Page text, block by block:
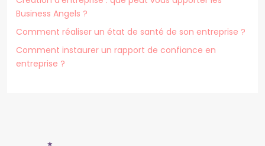
Business Angels ?
Comment réaliser un état de santé de son entreprise ?
Comment instaurer un rapport de confiance en
entreprise ?